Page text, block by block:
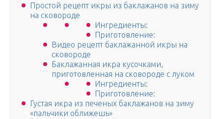
Простой рецепт икры из баклажанов на зиму
на сковороде
Ингредиенты:
Приготовление:
Видео рецепт баклажанной икры на
сковороде
Баклажанная икра кусочками,
приготовленная на сковороде с луком
Ингредиенты:
Приготовление:
Густая икра из печеных баклажанов на зиму
«пальчики оближешь»